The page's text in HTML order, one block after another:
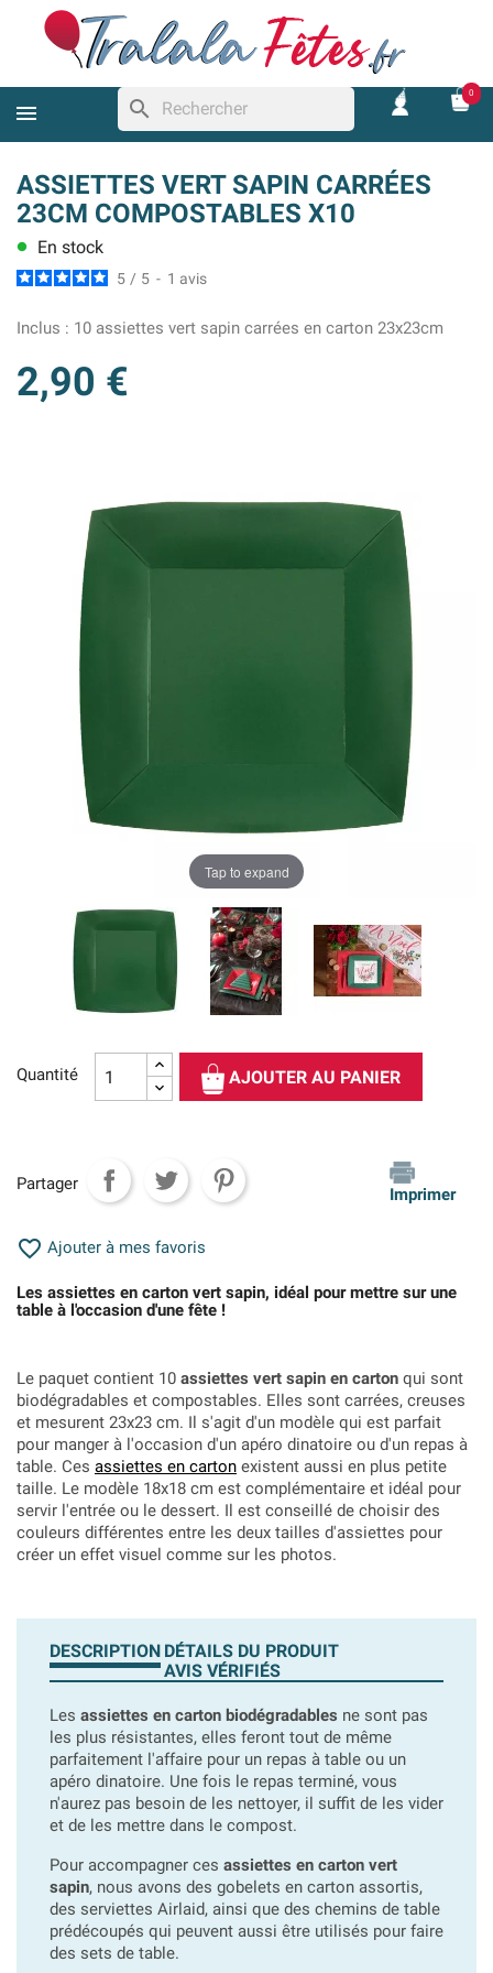
search
0
ASSIETTES VERT SAPIN CARRÉES
23CM COMPOSTABLES X10
lens En stock
5 / 5 - 1 avis
Inclus : 10 assiettes vert sapin carrées en carton 23x23cm
2,90 €
Tap to expand
Quantité AJOUTER AU PANIER
Partager
Imprimer
 Ajouter à mes favoris
Les assiettes en carton vert sapin, idéal pour mettre sur une
table à l'occasion d'une fête !
Le paquet contient 10 assiettes vert sapin en carton qui sont
biodégradables et compostables. Elles sont carrées, creuses
et mesurent 23x23 cm. Il s'agit d'un modèle qui est parfait
pour manger à l'occasion d'un apéro dinatoire ou d'un repas à
table. Ces assiettes en carton existent aussi en plus petite
taille. Le modèle 18x18 cm est complémentaire et idéal pour
servir l'entrée ou le dessert. Il est conseillé de choisir des
couleurs différentes entre les deux tailles d'assiettes pour
créer un effet visuel comme sur les photos.
DESCRIPTION DÉTAILS DU PRODUIT
AVIS VÉRIFIÉS
Les assiettes en carton biodégradables ne sont pas
les plus résistantes, elles feront tout de même
parfaitement l'affaire pour un repas à table ou un
apéro dinatoire. Une fois le repas terminé, vous
n'aurez pas besoin de les nettoyer, il suffit de les vider
et de les mettre dans le compost.
Pour accompagner ces assiettes en carton vert
sapin, nous avons des gobelets en carton assortis,
des serviettes Airlaid, ainsi que des chemins de table
prédécoupés qui peuvent aussi être utilisés pour faire
des sets de table.